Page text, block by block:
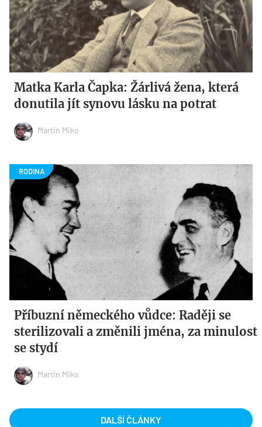
Matka Karla Čapka: Žárlivá žena, která
donutila jít synovu lásku na potrat
Martin Miko
Příbuzní německého vůdce: Raději se
sterilizovali a změnili jména, za minulost
se stydí
Martin Miko
DALŠÍ ČLÁNKY